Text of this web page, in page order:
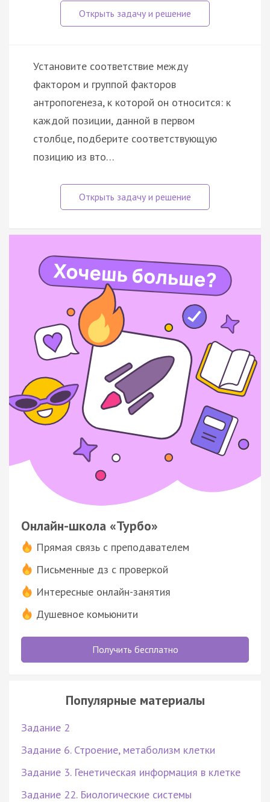
Установите соответствие между
фактором и группой факторов
антропогенеза, к которой он относится: к
каждой позиции, данной в первом
столбце, подберите соответствующую
позицию из вто…
Онлайн-школа «Турбо»
Прямая связь с преподавателем
Письменные дз с проверкой
Интересные онлайн-занятия
Душевное комьюнити
Получить бесплатно
Популярные материалы
Задание 2
Задание 6. Строение, метаболизм клетки
Задание 3. Генетическая информация в клетке
Задание 22. Биологические системы